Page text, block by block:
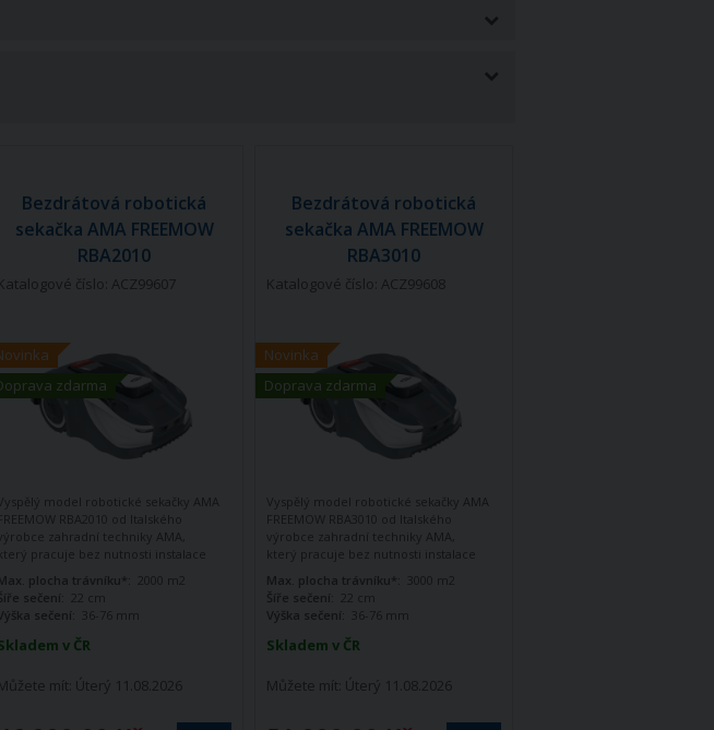
Bezdrátová robotická
sekačka AMA FREEMOW
RBA2010
zdarma
číslo: ACZ99607
v ČR
mít: Úterý 11.08.2026
Vyspělý model robotické sekačky AMA
RBA2010 od Italského
výrobce zahradní techniky AMA,
pracuje bez nutnosti instalace
plocha trávníku*:
2000 m2
sečení:
22 cm
sečení:
36-76 mm
Bezdrátová robotická
sekačka AMA FREEMOW
RBA3010
Novinka
Doprava zdarma
Katalogové číslo: ACZ99608
Skladem v ČR
Můžete mít: Úterý 11.08.2026
Vyspělý model robotické sekačky AMA
FREEMOW RBA3010 od Italského
výrobce zahradní techniky AMA,
který pracuje bez nutnosti instalace
Max. plocha trávníku*:
3000 m2
Šíře sečení:
22 cm
Výška sečení:
36-76 mm